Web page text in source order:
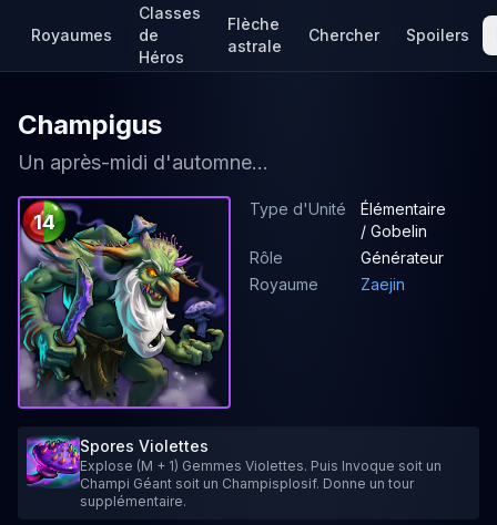
Royaumes
Classes
de
Héros
Flèche
astrale
Chercher Spoilers
Champigus
Un après-midi d'automne...
14
Type d'Unité
Élémentaire
/ Gobelin
Rôle
Générateur
Royaume
Zaejin
Spores Violettes
Explose (M + 1) Gemmes Violettes. Puis Invoque soit un
Champi Géant soit un Champisplosif. Donne un tour
supplémentaire.